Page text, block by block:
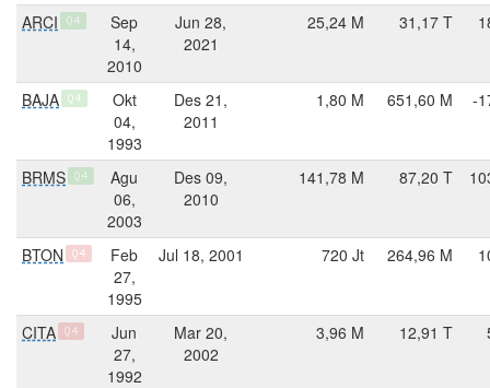
ARCI Q4
Sep
14,
2010
Jun 28,
2021
25,24 M 31,17 T
BAJA Q4
Okt
04,
1993
Des 21,
2011
1,80 M 651,60 M -
BRMS Q4
Agu
06,
2003
Des 09,
2010
141,78 M 87,20 T
BTON Q4
Feb
27,
1995
Jul 18, 2001 720 Jt 264,96 M
CITA Q4
Jun
27,
1992
Mar 20,
2002
3,96 M 12,91 T